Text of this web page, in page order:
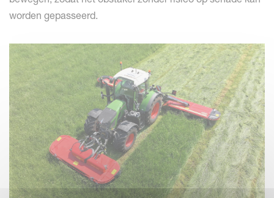
worden gepasseerd.